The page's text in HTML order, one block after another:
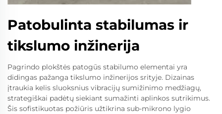
Patobulinta stabilumas ir
tikslumo inžinerija
Pagrindo plokštės patogūs stabilumo elementai yra
didingas pažanga tikslumo inžinerijos srityje. Dizainas
įtraukia kelis sluoksnius vibracijų sumižinimo medžiagų,
strategiškai padėtų siekiant sumažinti aplinkos sutrikimus.
Šis sofistikuotas požiūris užtikrina sub-mikrono lygio